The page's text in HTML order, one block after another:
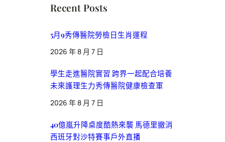
Recent Posts
5月9秀傳醫院勞檢日生肖運程
2026 年 8 月 7 日
學生走進醫院實習 跨界一起配合培養
未來護理生力秀傳醫院健康檢查軍
2026 年 8 月 7 日
40億嵐升降桌度酷熱來襲 馬德里撤消
西班牙對沙特賽事戶外直播